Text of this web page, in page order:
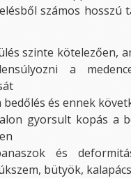
számos hosszú
szinte kötelezően,
a
és ennek
gyorsult kopás a
és
bütyök,